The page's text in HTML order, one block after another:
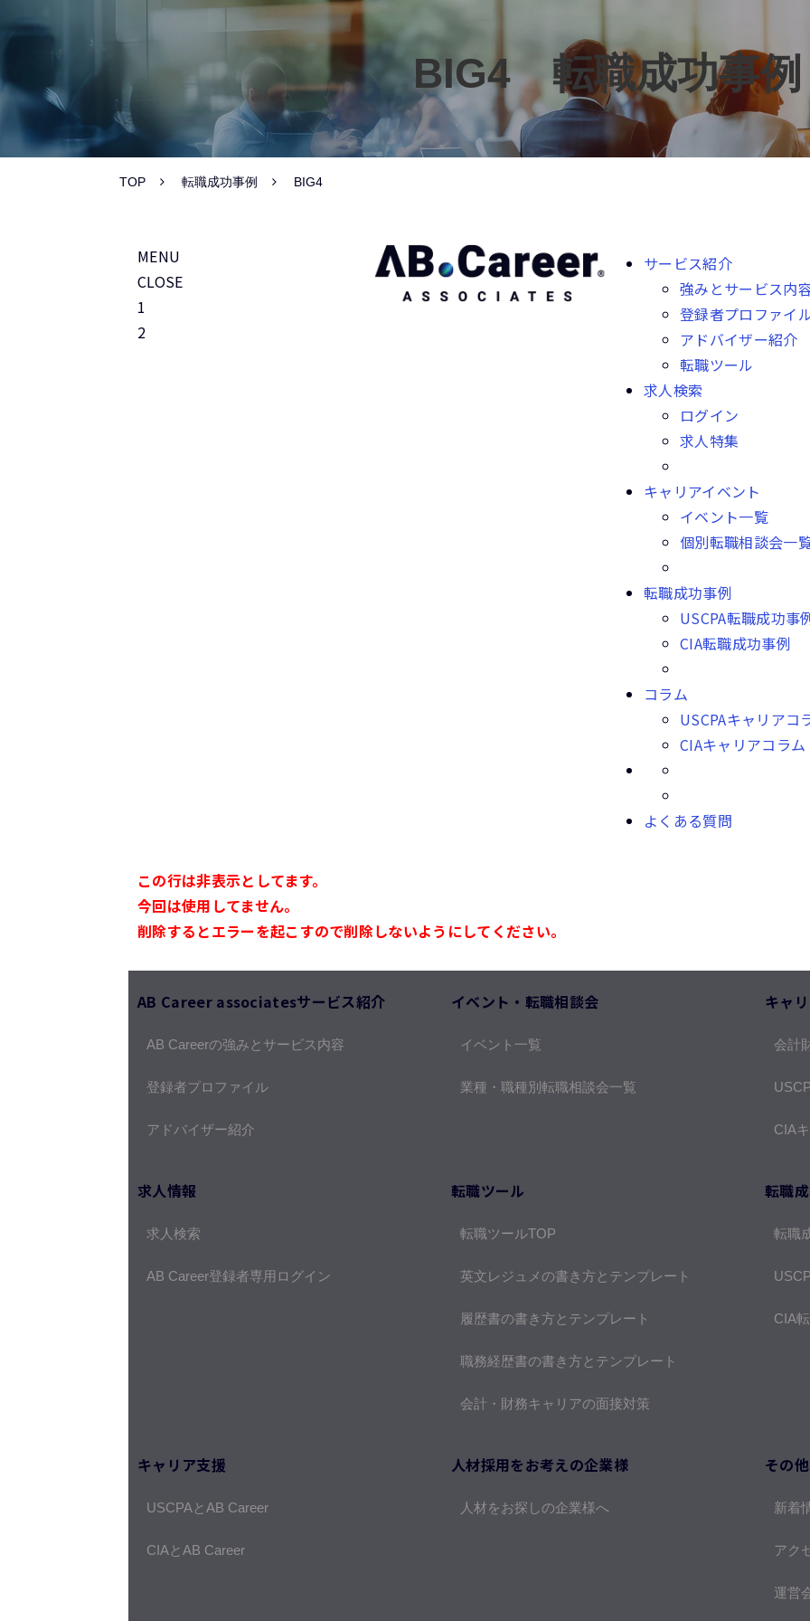
BIG4　転職成功事例
TOP 転職成功事例 BIG4
MENU
CLOSE
1
2
サービス紹介
強みとサービス内
登録者プロファイ
アドバイザー紹介
転職ツール
求人検索
ログイン
求人特集
キャリアイベント
イベント一覧
個別転職相談会一
転職成功事例
USCPA転職成功事
CIA転職成功事例
コラム
USCPAキャリアコ
CIAキャリアコラム
よくある質問
この行は非表示としてます。
今回は使用してません。
削除するとエラーを起こすので削除しないようにしてください。
AB Career associatesサービス紹介
AB Careerの強みとサービス内容
登録者プロファイル
アドバイザー紹介
イベント・転職相談会
イベント一覧
業種・職種別転職相談会一覧
キャ
会計
CIA
求人情報
求人検索
AB Career登録者専用ログイン
転職ツール
転職ツールTOP
英文レジュメの書き方とテンプレート
履歴書の書き方とテンプレート
職務経歴書の書き方とテンプレート
会計・財務キャリアの面接対策
転職
転職
CIA
キャリア支援
USCPAとAB Career
CIAとAB Career
人材採用をお考えの企業様
人材をお探しの企業様へ
その他
新着
アク
運営